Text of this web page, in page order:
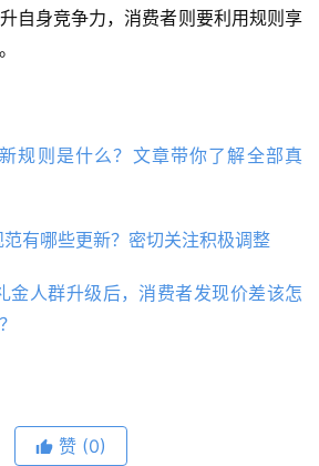
自身竞争力，消费者则要利用规则享
规则是什么？文章带你了解全部真
有哪些更新？密切关注积极调整
金人群升级后，消费者发现价差该怎
赞 (0)